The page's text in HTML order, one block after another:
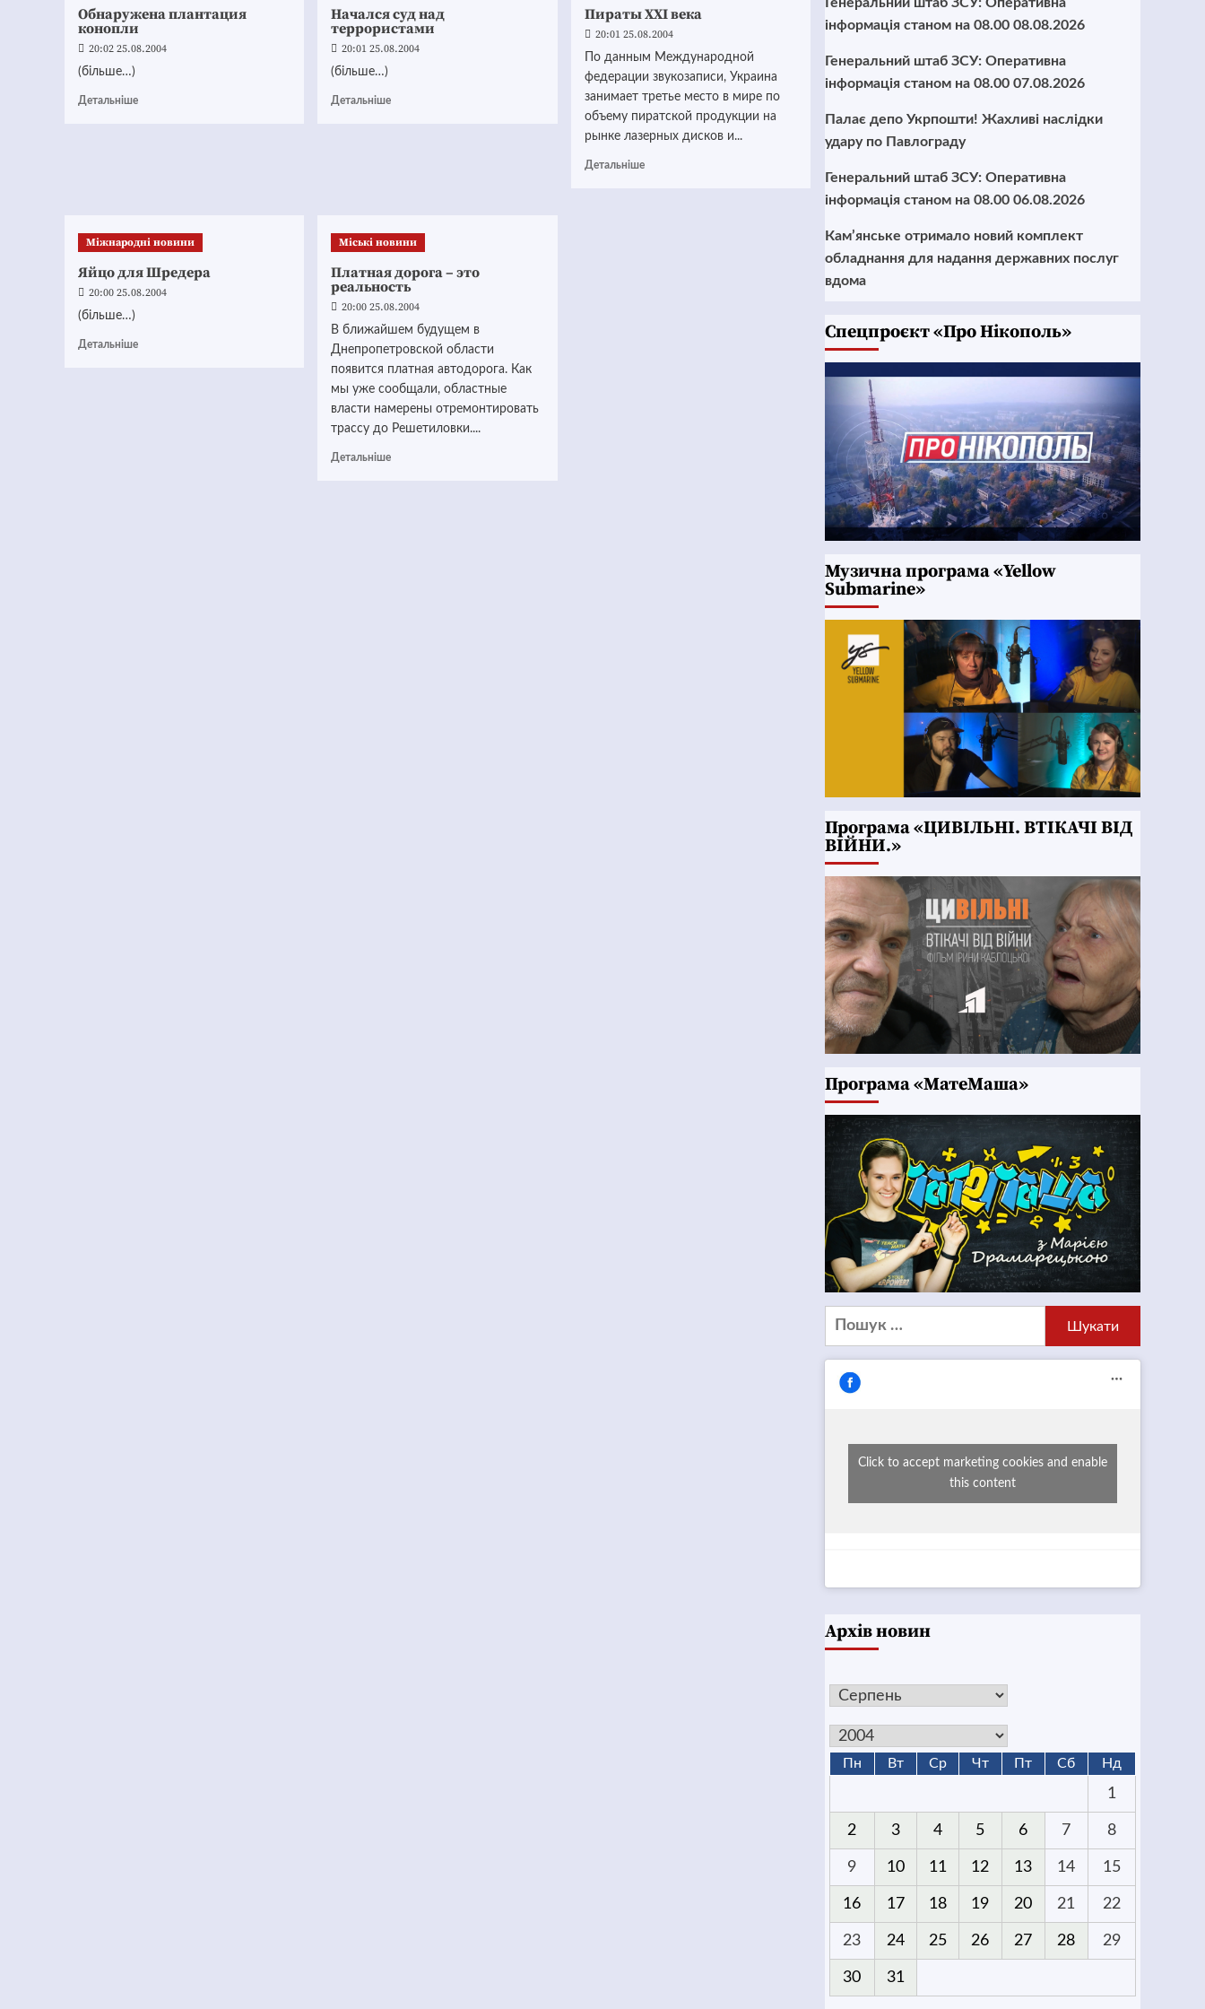
Обнаружена плантация
конопли
20:02 25.08.2004
(більше…)
Детальніше
Начался суд над
террористами
20:01 25.08.2004
(більше…)
Детальніше
Пираты XXI века
20:01 25.08.2004
По данным Международной
федерации звукозаписи, Украина
занимает третье место в мире по
объему пиратской продукции на
рынке лазерных дисков и...
Детальніше
Міжнародні новини
Яйцо для Шредера
20:00 25.08.2004
(більше…)
Детальніше
Mіські новини
Платная дорога – это
реальность
20:00 25.08.2004
В ближайшем будущем в
Днепропетровской области
появится платная автодорога. Как
мы уже сообщали, областные
власти намерены отремонтировать
трассу до Решетиловки....
Детальніше
Генеральний штаб ЗСУ: Оперативна
інформація станом на 08.00 08.08.2026
Генеральний штаб ЗСУ: Оперативна
інформація станом на 08.00 07.08.2026
Палає депо Укрпошти! Жахливі наслідки
удару по Павлограду
Генеральний штаб ЗСУ: Оперативна
інформація станом на 08.00 06.08.2026
Кам’янське отримало новий комплект
обладнання для надання державних послуг
вдома
Cпецпроєкт «Про Нікополь»
Музична програма «Yellow
Submarine»
Програма «ЦИВІЛЬНІ. ВТІКАЧІ ВІД
ВІЙНИ.»
Програма «МатеМаша»
Пошук:
Click to accept marketing cookies and enable
this content
Архів новин
Пн Вт Ср Чт Пт Сб Нд
1
2 3 4 5 6 7 8
9 10 11 12 13 14 15
16 17 18 19 20 21 22
23 24 25 26 27 28 29
30 31